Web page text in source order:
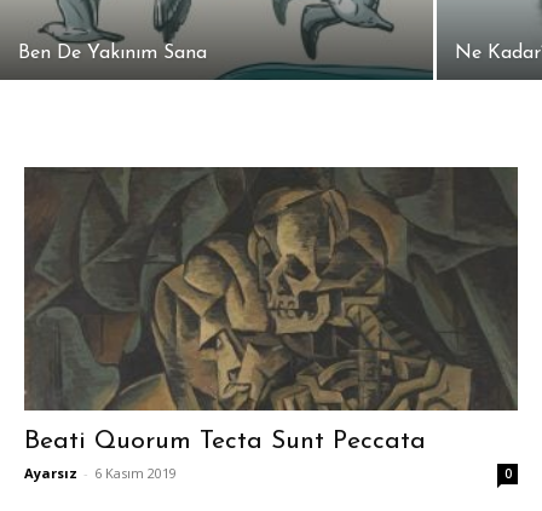
Ben De Yakınım Sana Ne
Beati Quorum Tecta Sunt Peccata
Ayarsız - 6 Kasım 2019 0